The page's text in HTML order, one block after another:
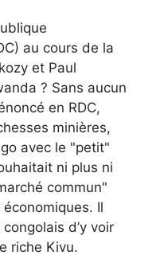
au cours de la
et Paul
? Sans aucun
en RDC,
minières,
avec le "petit"
ni plus ni
commun"
Il
d’y voir
riche Kivu.